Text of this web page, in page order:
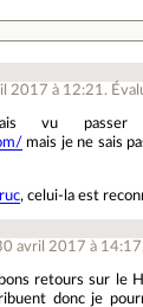
2017 à 12:21 .
vu
mais je ne sais
, celui-la est
avril 2017 à 14:17
retours sur le
donc je